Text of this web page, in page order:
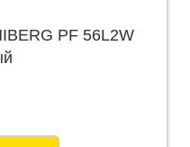
PF 56L2W